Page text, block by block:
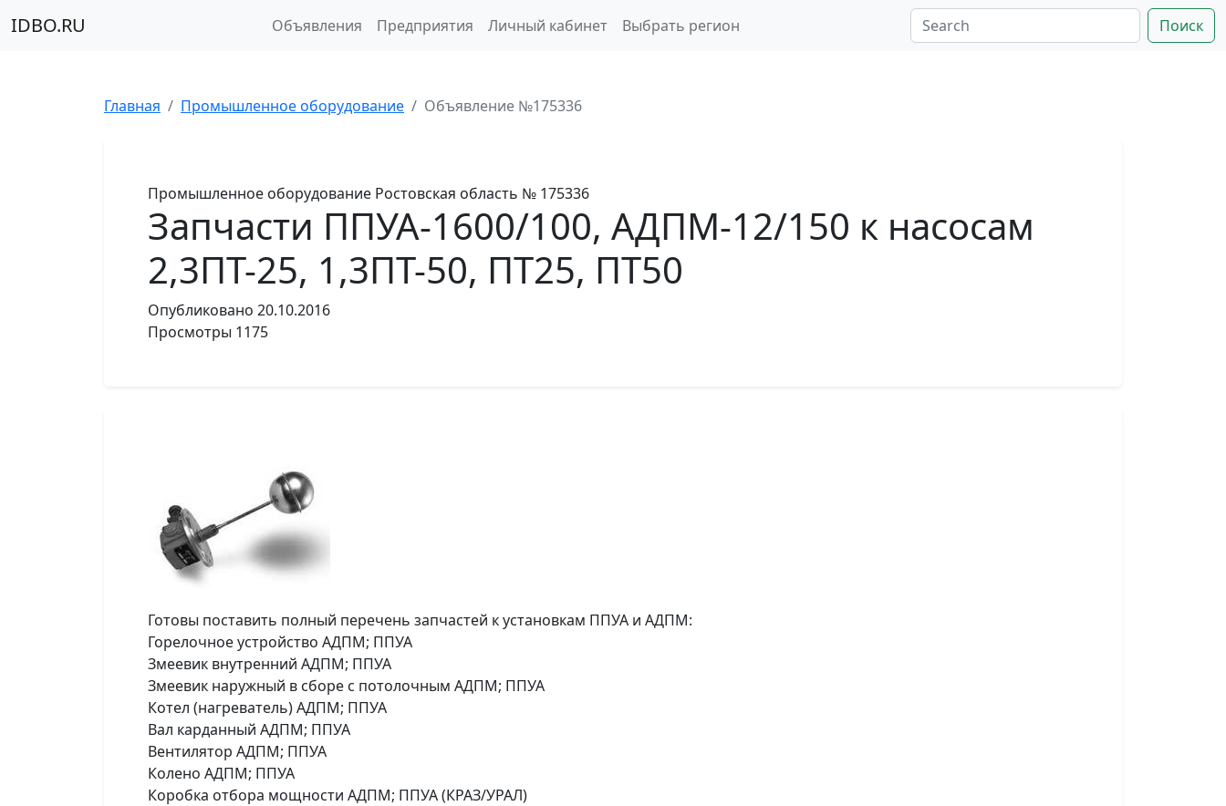
IDBO.RU Объявления Предприятия Личный кабинет Выбрать регион Поиск
Главная Промышленное оборудование Объявление №175336
Промышленное оборудование Ростовская область № 175336
Запчасти ППУА-1600/100, АДПМ-12/150 к насосам
2,3ПТ-25, 1,3ПТ-50, ПТ25, ПТ50
Опубликовано 20.10.2016
Просмотры 1175
Готовы поставить полный перечень запчастей к установкам ППУА и АДПМ:
Горелочное устройство АДПМ; ППУА
Змеевик внутренний АДПМ; ППУА
Змеевик наружный в сборе с потолочным АДПМ; ППУА
Котел (нагреватель) АДПМ; ППУА
Вал карданный АДПМ; ППУА
Вентилятор АДПМ; ППУА
Колено АДПМ; ППУА
Коробка отбора мощности АДПМ; ППУА (КРАЗ/УРАЛ)